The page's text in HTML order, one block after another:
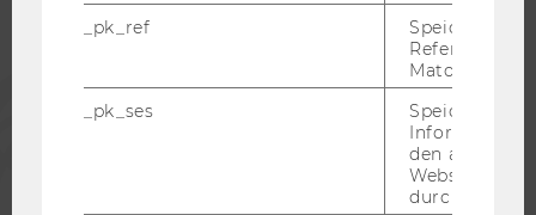
ALUMNI
PRESSE
_pk_ref
Speicherung
Referrers
Matomo.
_pk_ses
Speicherung
den aktuellen
durch